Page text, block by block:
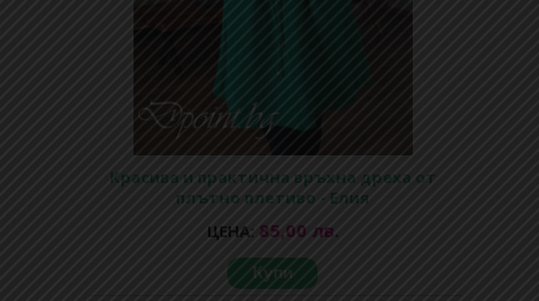
Красива и практична връхна дреха от
плътно плетиво - Елия
ЦЕНА: 85,00 лв.
Купи